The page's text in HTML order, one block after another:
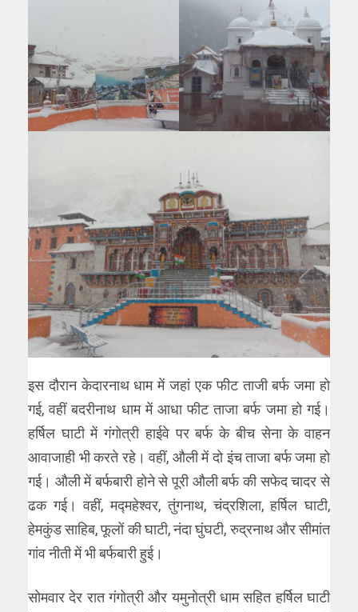
इस दौरान केदारनाथ धाम में जहां एक फीट ताजी बर्फ जमा हो
गई, वहीं बदरीनाथ धाम में आधा फीट ताजा बर्फ जमा हो गई।
हर्षिल घाटी में गंगोत्री हाईवे पर बर्फ के बीच सेना के वाहन
आवाजाही भी करते रहे। वहीं, औली में दो इंच ताजा बर्फ जमा हो
गई। औली में बर्फबारी होने से पूरी औली बर्फ की सफेद चादर से
ढक गई। वहीं, मद्महेश्वर, तुंगनाथ, चंद्रशिला, हर्षिल घाटी,
हेमकुंड साहिब, फूलों की घाटी, नंदा घुंघटी, रुद्रनाथ और सीमांत
गांव नीती में भी बर्फबारी हुई।
सोमवार देर रात गंगोत्री और यमुनोत्री धाम सहित हर्षिल घाटी